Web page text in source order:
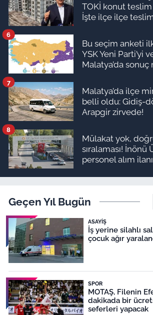
TOKİ konut teslim
İşte ilçe ilçe
Bu seçim anketi
YSK Yeni Parti’yi
Malatya’da sonuç
6
Malatya’da ilçe
belli oldu: Gidiş-
Arapgir zirvede!
7
Mülakat yok,
sıralaması! İnönü
personel alım
8
Geçen Yıl Bugün
ASAYIŞ
İş yerine silahlı
çocuk ağır
SPOR
MOTAŞ, Filenin
dakikada bir
seferleri yapacak